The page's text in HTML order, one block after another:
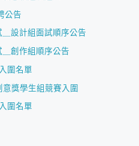
公告
設計組面試順序公告
創作組順序公告
圍名單
意獎學生組競賽入圍
圍名單